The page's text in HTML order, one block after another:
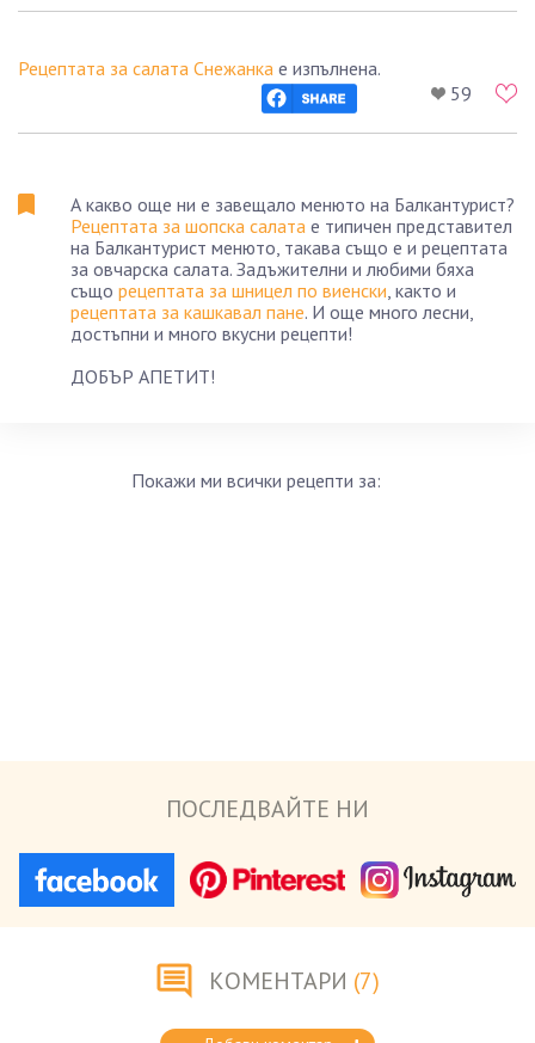
Рецептата за салата Снежанка е изпълнена.
59
А какво още ни е завещало менюто на Балкантурист?
Рецептата за шопска салата е типичен представител
на Балкантурист менюто, такава също е и рецептата
за овчарска салата. Задъжителни и любими бяха
също рецептата за шницел по виенски , както и
рецептата за кашкавал пане. И още много лесни,
достъпни и много вкусни рецепти!
ДОБЪР АПЕТИТ!
Покажи ми всички рецепти за:
ПОСЛЕДВАЙТЕ НИ
КОМЕНТАРИ (7)